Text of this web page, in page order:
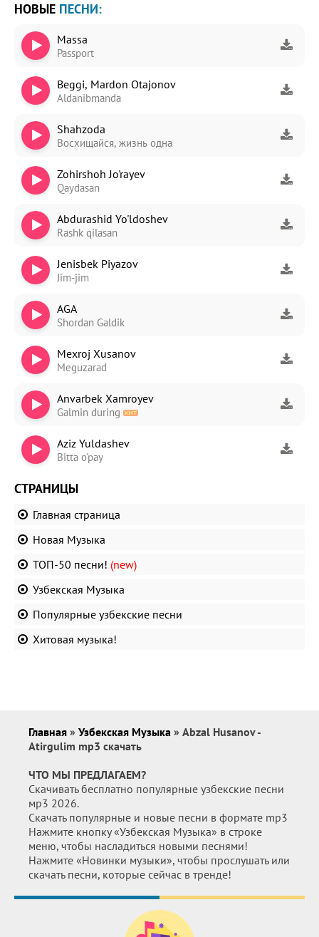
НОВЫЕ ПЕСНИ:
Massa
Passport
Beggi, Mardon Otajonov
Aldanibmanda
Shahzoda
Восхищайся, жизнь одна
Zohirshoh Jo'rayev
Qaydasan
Abdurashid Yo'ldoshev
Rashk qilasan
Jenisbek Piyazov
Jim-jim
AGA
Shordan Galdik
Mexroj Xusanov
Meguzarad
Anvarbek Xamroyev
Galmin during
Aziz Yuldashev
Bitta o'pay
СТРАНИЦЫ
Главная страница
Новая Музыка
ТОП-50 песни! (new)
Узбекская Музыка
Популярные узбекские песни
Хитовая музыка!
Главная » Узбекская Музыка » Abzal Husanov -
Atirgulim mp3 скачать
ЧТО МЫ ПРЕДЛАГАЕМ?
Скачивать бесплатно популярные узбекские песни
мр3 2026.
Скачать популярные и новые песни в формате mp3
Нажмите кнопку «Узбекская Музыка» в строке
меню, чтобы насладиться новыми песнями!
Нажмите «Новинки музыки», чтобы прослушать или
скачать песни, которые сейчас в тренде!